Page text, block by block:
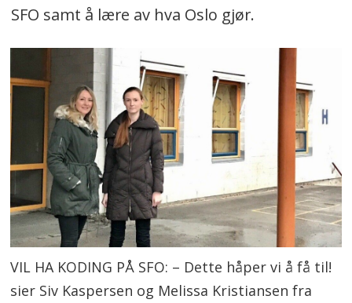
SFO samt å lære av hva Oslo gjør.
VIL HA KODING PÅ SFO: – Dette håper vi å få til!
sier Siv Kaspersen og Melissa Kristiansen fra